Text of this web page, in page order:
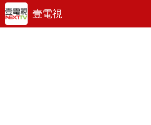
壹電視